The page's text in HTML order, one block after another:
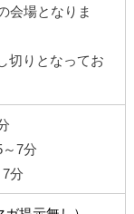
会場となりま
切りとなってお
7分
分